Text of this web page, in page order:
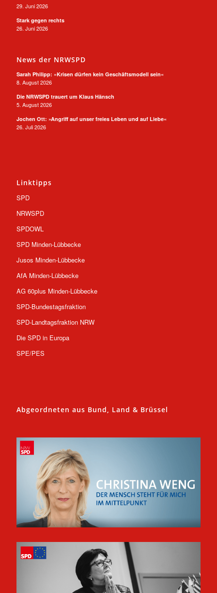
29. Juni 2026
Stark gegen rechts
26. Juni 2026
News der NRWSPD
Sarah Philipp: »Krisen dürfen kein Geschäftsmodell sein«
8. August 2026
Die NRWSPD trauert um Klaus Hänsch
5. August 2026
Jochen Ott: »Angriff auf unser freies Leben und auf Liebe«
26. Juli 2026
Linktipps
SPD
NRWSPD
SPDOWL
SPD Minden-Lübbecke
Jusos Minden-Lübbecke
AfA Minden-Lübbecke
AG 60plus Minden-Lübbecke
SPD-Bundestagsfraktion
SPD-Landtagsfraktion NRW
Die SPD in Europa
SPE/PES
Abgeordneten aus Bund, Land & Brüssel